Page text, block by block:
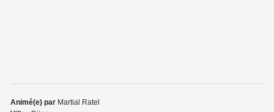
Animé(e) par Martial Ratel